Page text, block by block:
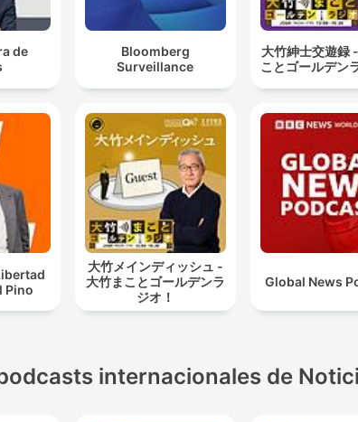
de
Bloomberg
Surveillance
大竹紳士交遊録
ことゴールデン
Pino
大竹メインディッシュ -
大竹まことゴールデンラ
ジオ！
Global News
internacionales de